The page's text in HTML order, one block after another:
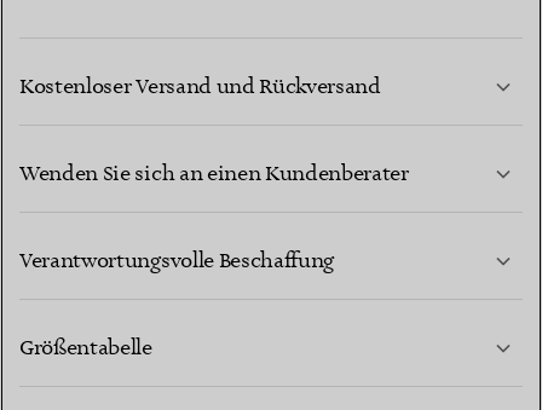
Kostenloser Versand und Rückversand
Wenden Sie sich an einen Kundenberater
Verantwortungsvolle Beschaffung
Größentabelle